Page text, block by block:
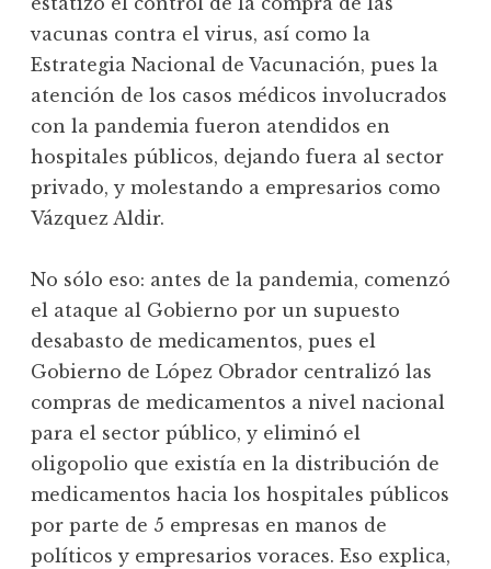
vacunas contra el virus, así como la
Estrategia Nacional de Vacunación, pues la
atención de los casos médicos involucrados
con la pandemia fueron atendidos en
hospitales públicos, dejando fuera al sector
privado, y molestando a empresarios como
Vázquez Aldir.
No sólo eso: antes de la pandemia, comenzó
el ataque al Gobierno por un supuesto
desabasto de medicamentos, pues el
Gobierno de López Obrador centralizó las
compras de medicamentos a nivel nacional
para el sector público, y eliminó el
oligopolio que existía en la distribución de
medicamentos hacia los hospitales públicos
por parte de 5 empresas en manos de
políticos y empresarios voraces. Eso explica,